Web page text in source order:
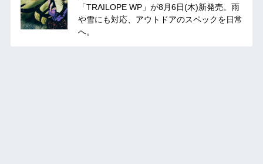
「TRAILOPE WP」が8月6日(木)新発売。雨
や雪にも対応、アウトドアのスペックを日常
へ。